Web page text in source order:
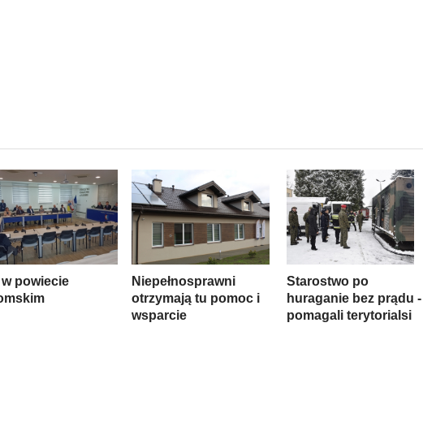
w powiecie
Niepełnosprawni
otrzymają tu pomoc i
wsparcie
Starostwo po
huraganie bez prądu -
pomagali terytorialsi